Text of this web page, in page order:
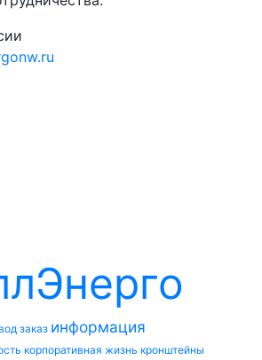
заказ информация
корпоративная жизнь кронштейны